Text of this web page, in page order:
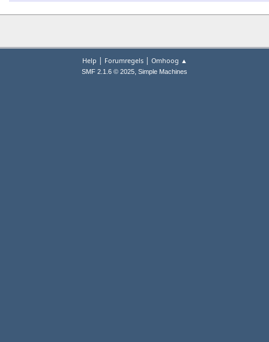
Help | Forumregels| Omhoog ▲
SMF 2.1.6 © 2025, Simple Machines